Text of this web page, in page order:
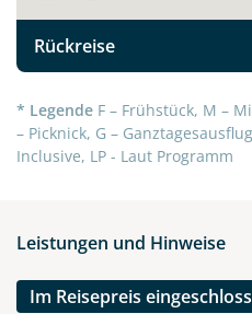
Rückreise
* Legende F – Frühstück, M –
– Picknick, G –
Inclusive, LP - Laut Programm
Leistungen und Hinweise
Im Reisepreis